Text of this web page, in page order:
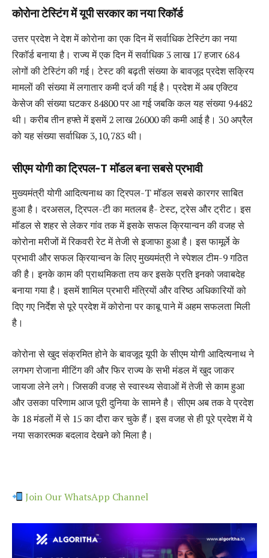
कोरोना टेस्टिंग में यूपी सरकार का नया रिकॉर्ड
उत्तर प्रदेश ने देश में कोरोना का एक दिन में सर्वाधिक टेस्टिंग का नया
रिकॉर्ड बनाया है। राज्य में एक दिन में सर्वाधिक 3 लाख 17 हजार 684
लोगों की टेस्टिंग की गई। टेस्ट की बढ़ती संख्या के बावजूद प्रदेश सक्रिय
मामलों की संख्या में लगातार कमी दर्ज की गई है। प्रदेश में अब एक्टिव
केसेज की संख्या घटकर 84800 पर आ गई जबकि कल यह संख्या 94482
थी। करीब तीन हफ्ते में इसमें 2 लाख 26000 की कमी आई है। 30 अप्रैल
को यह संख्या सर्वाधिक 3,10,783 थी।
सीएम योगी का ट्रिपल-T मॉडल बना सबसे प्रभावी
मुख्यमंत्री योगी आदित्यनाथ का ट्रिपल-T मॉडल सबसे कारगर साबित
हुआ है। दरअसल, ट्रिपल-टी का मतलब है- टेस्ट, ट्रेस और ट्रीट। इस
मॉडल से शहर से लेकर गांव तक में इसके सफल क्रियान्वन की वजह से
कोरोना मरीजों में रिकवरी रेट में तेजी से इजाफा हुआ है। इस फामूर्ले के
प्रभावी और सफल क्रियान्वन के लिए मुख्यमंत्री ने स्पेशल टीम-9 गठित
की है। इनके काम की प्राथमिकता तय कर इसके प्रति इनको जवाबदेह
बनाया गया है। इसमें शामिल प्रभारी मंत्रियों और वरिष्ठ अधिकारियों को
दिए गए निर्देश से पूरे प्रदेश में कोरोना पर काबू पाने में अहम सफलता मिली
है।
कोरोना से खुद संक्रमित होने के बावजूद यूपी के सीएम योगी आदित्यनाथ ने
लगभग रोजाना मीटिंग की और फिर राज्य के सभी मंडल में खुद जाकर
जायजा लेने लगे। जिसकी वजह से स्वास्थ्य सेवाओं में तेजी से काम हुआ
और उसका परिणाम आज पूरी दुनिया के सामने है। सीएम अब तक वे प्रदेश
के 18 मंडलों में से 15 का दौरा कर चुके हैं। इस वजह से ही पूरे प्रदेश में ये
नया सकारत्मक बदलाव देखने को मिला है।
Join Our WhatsApp Channel